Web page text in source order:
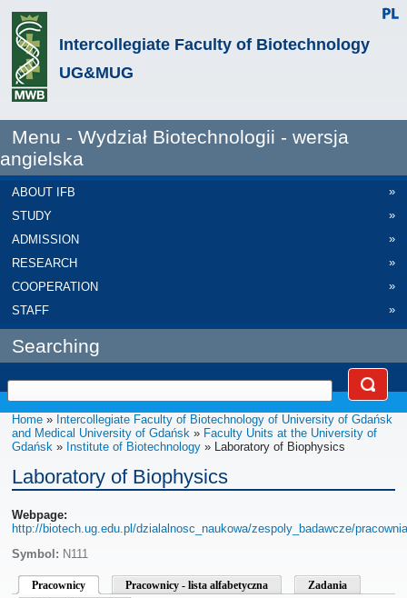
Intercollegiate Faculty of Biotechnology
UG&MUG
Menu - Wydział Biotechnologii - wersja
angielska
ABOUT IFB
»
STUDY
»
ADMISSION
»
RESEARCH
»
COOPERATION
»
STAFF
»
Searching
Home » Intercollegiate Faculty of Biotechnology of University of Gdańsk
and Medical University of Gdańsk » Faculty Units at the University of
Gdańsk » Institute of Biotechnology » Laboratory of Biophysics
Laboratory of Biophysics
Webpage:
http://biotech.ug.edu.pl/dzialalnosc_naukowa/zespoly_badawcze/
Symbol: N111
Pracownicy Pracownicy - lista alfabetyczna
Zadania